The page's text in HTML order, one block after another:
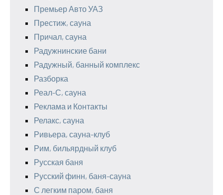
Премьер Авто УАЗ
Престиж, сауна
Причал, сауна
Радужнинские бани
Радужный, банный комплекс
Разборка
Реал-С, сауна
Реклама и Контакты
Релакс, сауна
Ривьера, сауна-клуб
Рим, бильярдный клуб
Русская баня
Русский финн, баня-сауна
С легким паром, баня